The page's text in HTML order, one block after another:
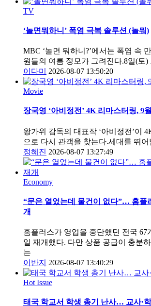
TV
‘놀면뭐하니’ 폭염 극복 솔루션 (놀뭐)
MBC ‘놀면 뭐하니?’에서는 폭염 속
원들의 여름 정모가 그려진다.8일(토)
이다미
2026-08-07 13:50:20
Movie
장국영 ‘아비정전’ 4K 리마스터링, 9
왕가위 감독의 대표작 ‘아비정전’이
으로 다시 관객을 찾는다.세대를 뛰어
정혜진 2026-08-07 13:27:49
Economy
“문은 열었는데 물건이 없다”… 홈플
개
홈플러스가 영업을 중단했던 전국 67
일 재개했다. 다만 상품 공급이 충분
는
이반지
2026-08-07 13:40:29
Hot Issue
태국 학교서 학생 총기 난사… 교사·